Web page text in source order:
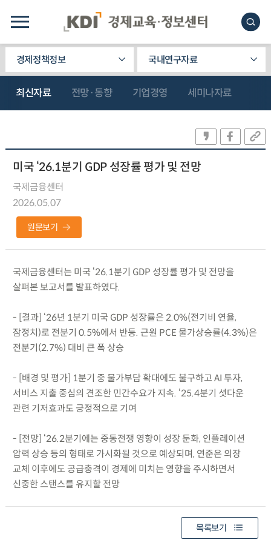
경제정책정보 국내연구자료
최신자료 전망·동향 기업경영 세미나자료
미국 ‘26.1분기 GDP 성장률 평가 및 전망
국제금융센터
2026.05.07
원문보기
국제금융센터는 미국 ‘26.1분기 GDP 성장률 평가 및 전망을
살펴본 보고서를 발표하였다.
- [결과] ‘26년 1분기 미국 GDP 성장률은 2.0%(전기비 연율,
잠정치)로 전분기 0.5%에서 반등. 근원 PCE 물가상승률(4.3%)은
전분기(2.7%) 대비 큰 폭 상승
- [배경 및 평가] 1분기 중 물가부담 확대에도 불구하고 AI 투자,
서비스 지출 중심의 견조한 민간수요가 지속. ‘25.4분기 셧다운
관련 기저효과도 긍정적으로 기여
- [전망] ‘26.2분기에는 중동전쟁 영향이 성장 둔화, 인플레이션
압력 상승 등의 형태로 가시화될 것으로 예상되며, 연준은 의장
교체 이후에도 공급충격이 경제에 미치는 영향을 주시하면서
신중한 스탠스를 유지할 전망
목록보기